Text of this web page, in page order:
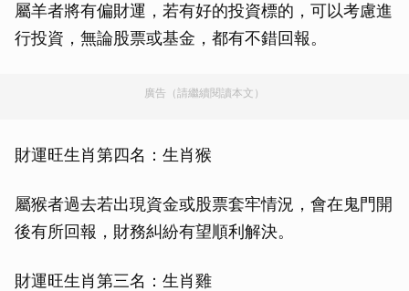
屬羊者將有偏財運，若有好的投資標的，可以考慮進
行投資，無論股票或基金，都有不錯回報。
廣告（請繼續閱讀本文）
財運旺生肖第四名：生肖猴
屬猴者過去若出現資金或股票套牢情況，會在鬼門開
後有所回報，財務糾紛有望順利解決。
財運旺生肖第三名：生肖雞